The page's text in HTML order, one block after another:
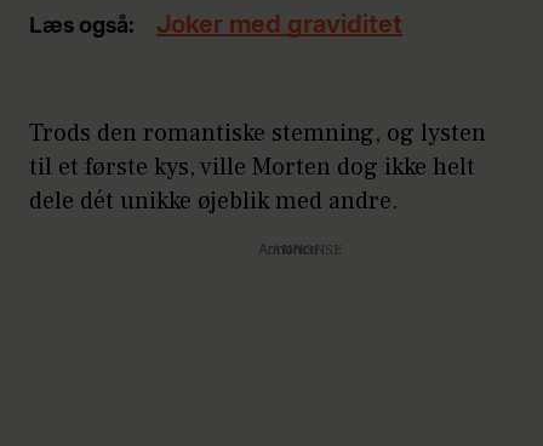
Læs også: Joker med graviditet
Trods den romantiske stemning, og lysten
til et første kys, ville Morten dog ikke helt
dele dét unikke øjeblik med andre.
Annonce